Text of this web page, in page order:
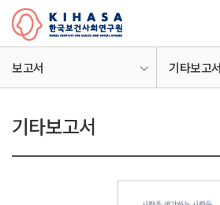
보고서 기타보고서
기타보고서